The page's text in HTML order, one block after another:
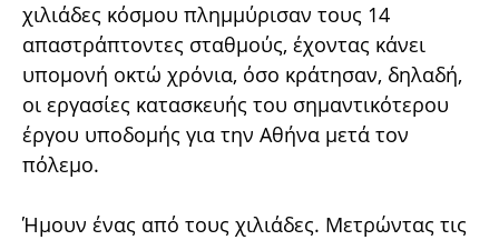
χιλιάδες κόσμου πλημμύρισαν τους 14
απαστράπτοντες σταθμούς, έχοντας κάνει
υπομονή οκτώ χρόνια, όσο κράτησαν, δηλαδή,
οι εργασίες κατασκευής του σημαντικότερου
έργου υποδομής για την Αθήνα μετά τον
πόλεμο.
Ήμουν ένας από τους χιλιάδες. Μετρώντας τις